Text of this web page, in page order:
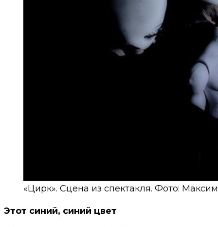
«Цирк». Сцена из спектакля. Фото:
Этот синий, синий цвет